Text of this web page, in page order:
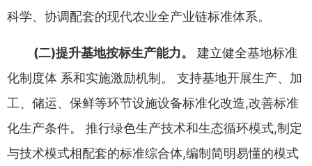
科学、 协调配套的现代农业全产业链标准体系。
(二)提升基地按标生产能力。
建立健全基地标准
化制度体 系和实施激励机制 。 支持基地开展生产、 加
工、 储运、 保鲜等环节设施设备标准化改造,改善标准
化生产条件。 推行绿色生产技术和生态循环模式,制定
与技术模式相配套的标准综合体,编制简明易懂的模式